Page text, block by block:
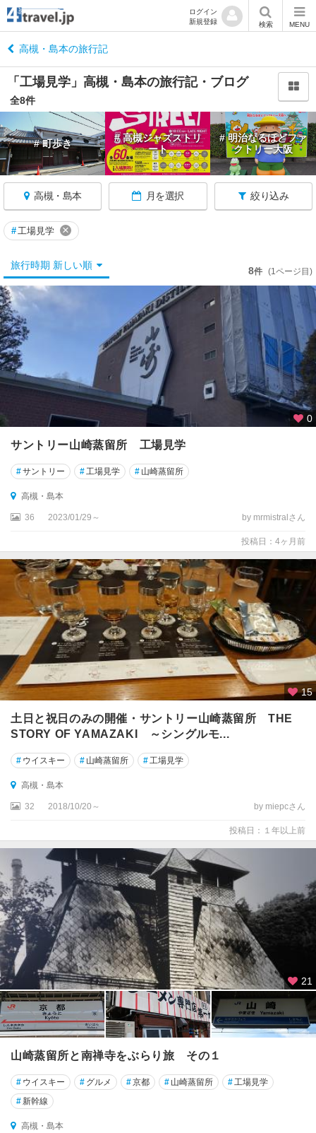
ログイン
新規登録
検索 MENU
高槻・島本の旅行記
「工場見学」高槻・島本の旅行記・ブログ
全8件
# 町歩き
# 高槻ジャズストリ
ート
# 明治なるほどファ
クトリー大阪
高槻・島本 月を選択 絞り込み
大
阪
へ
戻
大
阪
す
べ
て
大
阪
市
門
・
東
大
阪
高
茨
木
・
寝
屋
川
・
枚
方
寝
川
・
・
交
野
茨
木
・
摂
津
高
槻
・
本
伊
丹
#工場見学 ×
旅行時期 新しい順 8件 (1ページ目)
0
サントリー山崎蒸留所 工場見学
#サントリー #工場見学 # 山崎蒸留所
高槻・島本
36 2023/01/29～ by mrmistralさん
投稿日：4ヶ月前
15
土日と祝日のみの開催・サントリー山崎蒸留所 THE
STORY OF YAMAZAKI ～シングルモ...
# ウイスキー # 山崎蒸留所 #工場見学
高槻・島本
32 2018/10/20～ by miepcさん
投稿日：１年以上前
21
山崎蒸留所と南禅寺をぶらり旅 その１
# ウイスキー # グルメ #京都 # 山崎蒸留所 #工場見学
#新幹線
高槻・島本